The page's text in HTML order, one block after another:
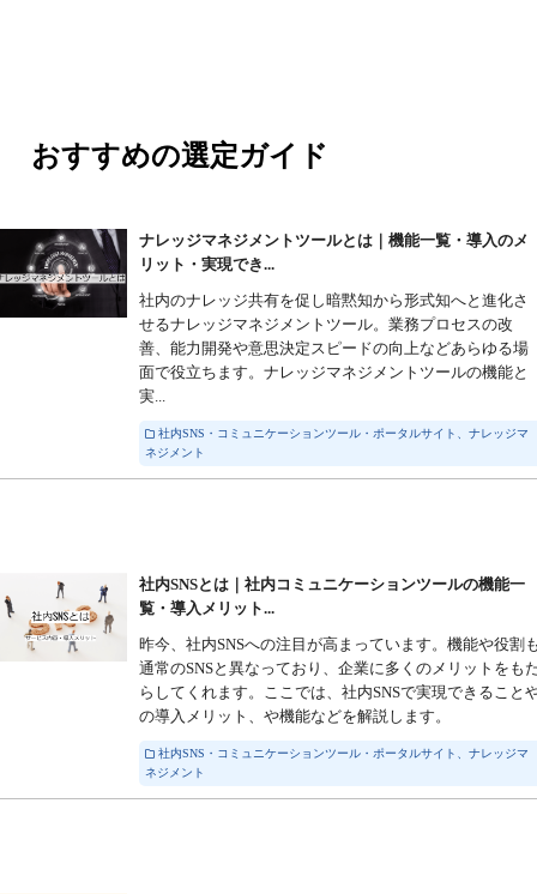
おすすめの選定ガイド
ナレッジマネジメントツールとは｜機能一覧・導入のメ
リット・実現でき...
社内のナレッジ共有を促し暗黙知から形式知へと進化さ
せるナレッジマネジメントツール。業務プロセスの改
善、能力開発や意思決定スピードの向上などあらゆる場
面で役立ちます。ナレッジマネジメントツールの機能と
実...
社内SNS・コミュニケーションツール・ポータルサイト、ナレッジマ
ネジメント
社内SNSとは｜社内コミュニケーションツールの機能一
覧・導入メリット...
昨今、社内SNSへの注目が高まっています。機能や役割
通常のSNSと異なっており、企業に多くのメリットをも
らしてくれます。ここでは、社内SNSで実現できること
の導入メリット、や機能などを解説します。
社内SNS・コミュニケーションツール・ポータルサイト、ナレッジマ
ネジメント